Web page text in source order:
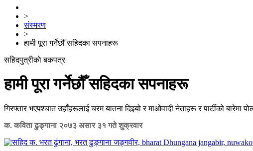
>
संस्मरण
>
हामी पूरा गर्नेछौँ सहिदका सपनाहरू
सहिदपुत्रीकाे बकपत्र
हामी पूरा गर्नेछौँ सहिदका सपनाहरू
गिरफ्तार भएपश्चात उहाँहरूलाई चरम यातना दिइयो र माओवादी नेताहरू र पार्टीको
क. कविता ढुङ्गाना २०७३ असार ३१ गते शुक्रवार